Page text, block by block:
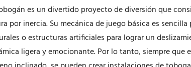
es un divertido proyecto de diversión que
por inercia. Su mecánica de juego básica es
o estructuras artificiales para lograr un
ligera y emocionante. Por lo tanto, siempre